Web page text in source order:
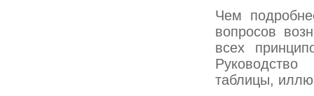
Чем
вопросов
всех
таблицы,